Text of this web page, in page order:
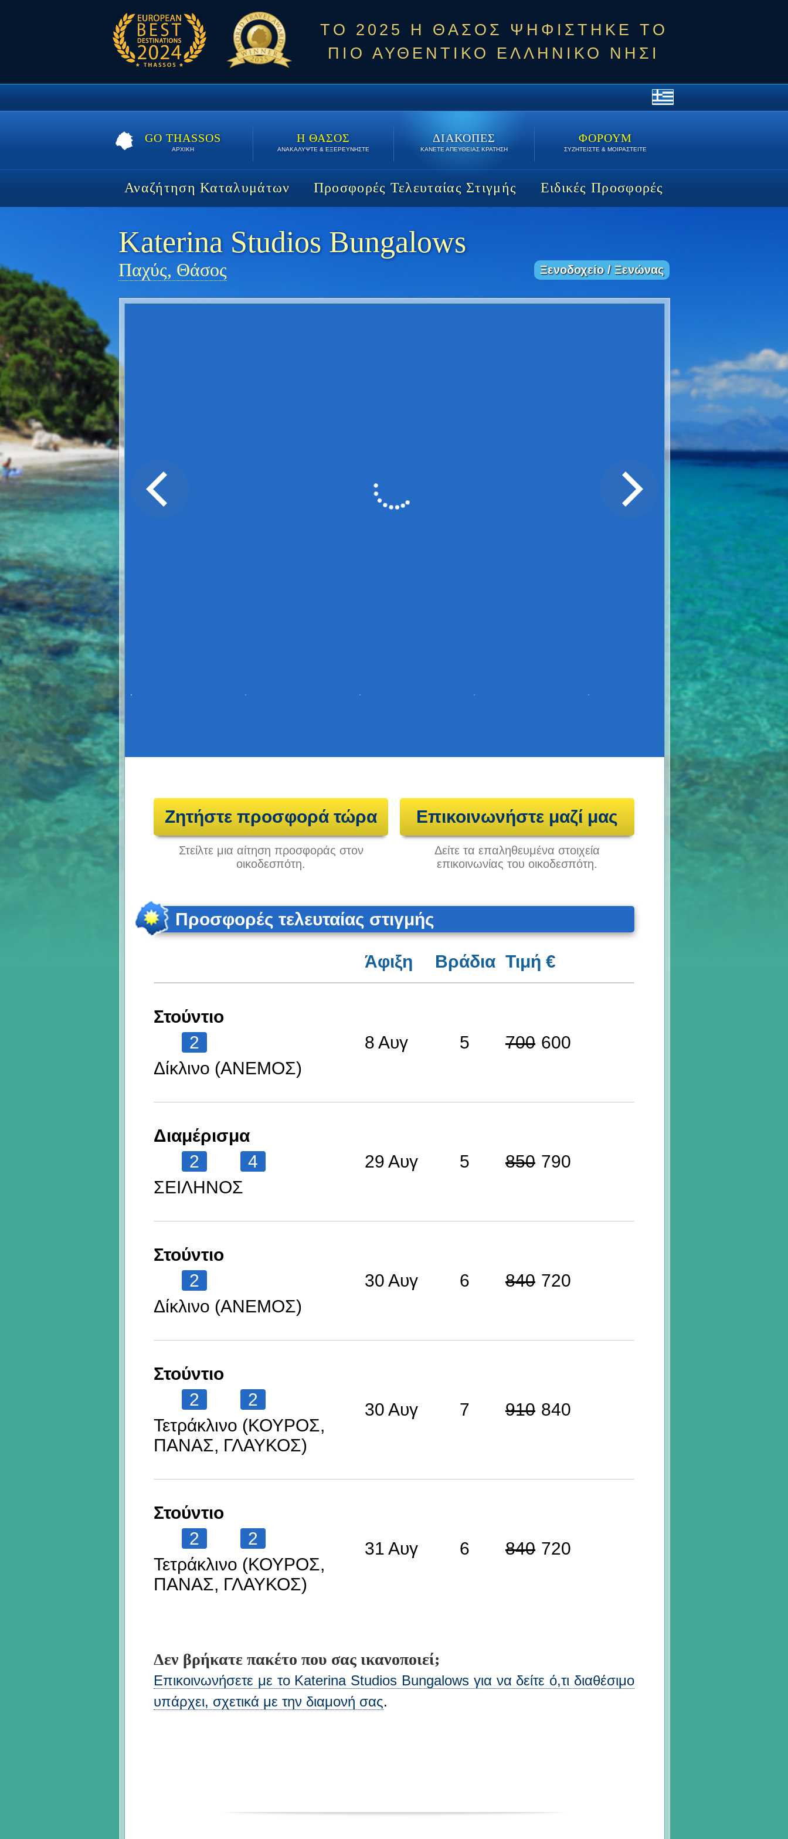
ΤΟ 2025 Η ΘΑΣΟΣ ΨΗΦΙΣΤΗΚΕ ΤΟ
ΠΙΟ ΑΥΘΕΝΤΙΚΟ ΕΛΛΗΝΙΚΟ ΝΗΣΙ
GO THASSOS
ΑΡΧΙΚΗ
Η ΘΑΣΟΣ
ΑΝΑΚΑΛΥΨΤΕ & ΕΞΕΡΕΥΝΗΣΤΕ
ΔΙΑΚΟΠΕΣ
ΚΑΝΕΤΕ ΑΠΕΥΘΕΙΑΣ ΚΡΑΤΗΣΗ
ΦΟΡΟΥΜ
ΣΥΖΗΤΕΙΣΤΕ & ΜΟΙΡΑΣΤΕΙΤΕ
Αναζήτηση Καταλυμάτων Προσφορές Τελευταίας Στιγμής Ειδικές Προσφορές
Katerina Studios Bungalows
Παχύς, Θάσος Ξενοδοχείο / Ξενώνας
Ζητήστε προσφορά τώρα
Στείλτε μια αίτηση προσφοράς στον
οικοδεσπότη.
Επικοινωνήστε μαζί μας
Δείτε τα επαληθευμένα στοιχεία
επικοινωνίας του οικοδεσπότη.
Προσφορές τελευταίας στιγμής
Άφιξη Βράδια Τιμή €
Στούντιο
2
Δίκλινο (ΑΝΕΜΟΣ)
8 Αυγ 5 700 600
Διαμέρισμα
2
4
ΣΕΙΛΗΝΟΣ
29 Αυγ 5 850 790
Στούντιο
2
Δίκλινο (ΑΝΕΜΟΣ)
30 Αυγ 6 840 720
Στούντιο
2
2
Τετράκλινο (ΚΟΥΡΟΣ,
ΠΑΝΑΣ, ΓΛΑΥΚΟΣ)
30 Αυγ 7 910 840
Στούντιο
2
2
Τετράκλινο (ΚΟΥΡΟΣ,
ΠΑΝΑΣ, ΓΛΑΥΚΟΣ)
31 Αυγ 6 840 720
Δεν βρήκατε πακέτο που σας ικανοποιεί;
Επικοινωνήσετε με το Katerina Studios Bungalows για να δείτε ό,τι διαθέσιμο
υπάρχει, σχετικά με την διαμονή σας.